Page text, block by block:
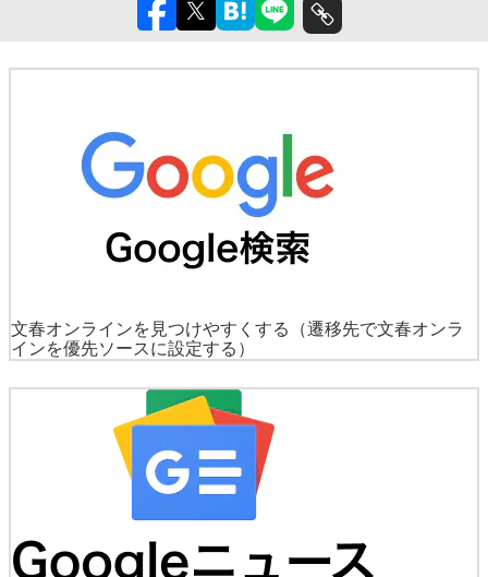
文春オンラインを見つけやすくする
（遷移先で文春オンラ
インを優先ソースに設定する）